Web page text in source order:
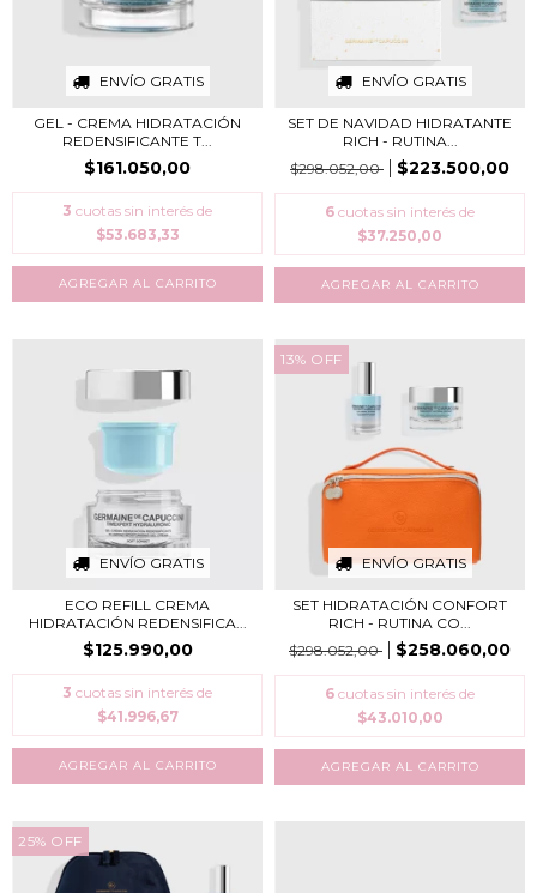
ENVÍO GRATIS
GEL - CREMA HIDRATACIÓN
REDENSIFICANTE T...
$161.050,00
3 cuotas sin interés de
$53.683,33
ENVÍO GRATIS
SET DE NAVIDAD HIDRATANTE
RICH - RUTINA...
$298.052,00
$223.500,00
6 cuotas sin interés de
$37.250,00
ENVÍO GRATIS
ECO REFILL CREMA
HIDRATACIÓN REDENSIFICA...
$125.990,00
3 cuotas sin interés de
$41.996,67
13% OFF
ENVÍO GRATIS
SET HIDRATACIÓN CONFORT
RICH - RUTINA CO...
$298.052,00
$258.060,00
6 cuotas sin interés de
$43.010,00
25% OFF